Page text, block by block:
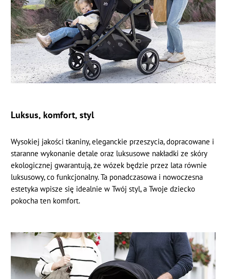
Luksus, komfort, styl
Wysokiej jakości tkaniny, eleganckie przeszycia, dopracowane i
staranne wykonanie detale oraz luksusowe nakładki ze skóry
ekologicznej gwarantują, że wózek będzie przez lata równie
luksusowy, co funkcjonalny. Ta ponadczasowa i nowoczesna
estetyka wpisze się idealnie w Twój styl, a Twoje dziecko
pokocha ten komfort.